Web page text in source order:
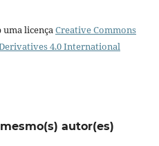
uma licençaCreative Commons
4.0 International
autor(es)